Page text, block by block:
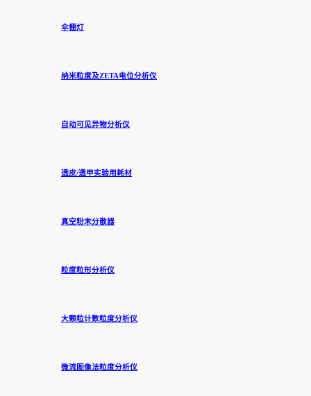
伞棚灯
纳米粒度及ZETA电位分析仪
自动可见异物分析仪
透皮/透甲实验用耗材
真空粉末分散器
粒度粒形分析仪
大颗粒计数粒度分析仪
微流图像法粒度分析仪